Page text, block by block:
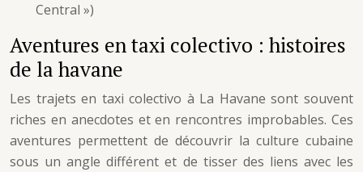
Central »)
Aventures en taxi colectivo : histoires
de la havane
Les trajets en taxi colectivo à La Havane sont souvent
riches en anecdotes et en rencontres improbables. Ces
aventures permettent de découvrir la culture cubaine
sous un angle différent et de tisser des liens avec les